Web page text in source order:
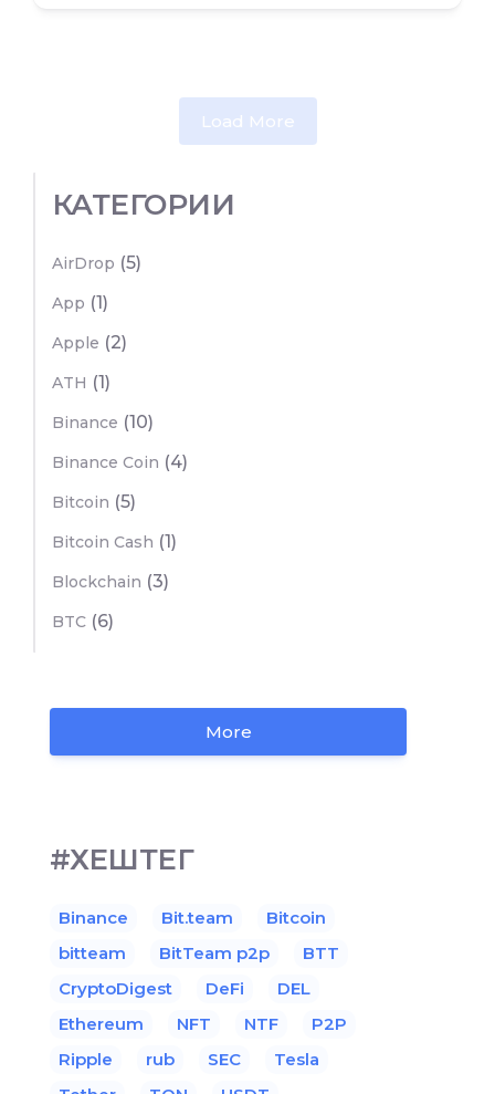
Load More
КАТЕГОРИИ
AirDrop (5)
App (1)
Apple (2)
ATH (1)
Binance (10)
Binance Coin (4)
Bitcoin (5)
Bitcoin Cash (1)
Blockchain (3)
BTC (6)
More
#ХЕШТЕГ
Binance Bit.team
Bitcoin
bitteam
BitTeam p2p
BTT
CryptoDigest
DeFi
DEL
Ethereum
NFT NTF
P2P
Ripple
rub SEC
Tesla